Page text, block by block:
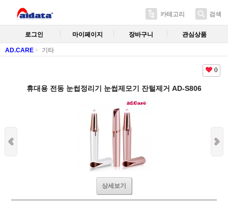
카테고리 검색
로그인 마이페이지 장바구니 관심상품
AD.CARE 기타
0
휴대용 전동 눈썹정리기 눈썹제모기 잔털제거 AD-S806
상세보기